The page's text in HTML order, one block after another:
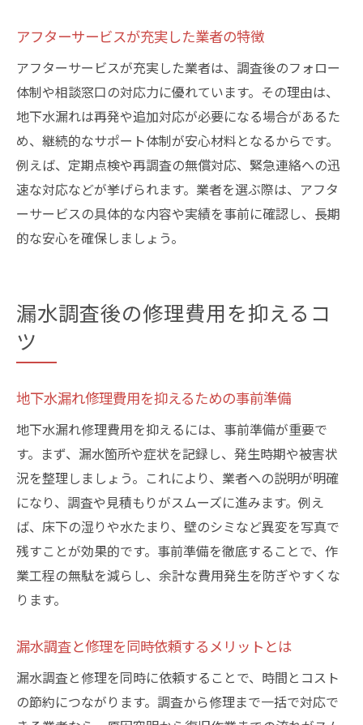
アフターサービスが充実した業者の特徴
アフターサービスが充実した業者は、調査後のフォロー
体制や相談窓口の対応力に優れています。その理由は、
地下水漏れは再発や追加対応が必要になる場合があるた
め、継続的なサポート体制が安心材料となるからです。
例えば、定期点検や再調査の無償対応、緊急連絡への迅
速な対応などが挙げられます。業者を選ぶ際は、アフタ
ーサービスの具体的な内容や実績を事前に確認し、長期
的な安心を確保しましょう。
漏水調査後の修理費用を抑えるコ
ツ
地下水漏れ修理費用を抑えるための事前準備
地下水漏れ修理費用を抑えるには、事前準備が重要で
す。まず、漏水箇所や症状を記録し、発生時期や被害状
況を整理しましょう。これにより、業者への説明が明確
になり、調査や見積もりがスムーズに進みます。例え
ば、床下の湿りや水たまり、壁のシミなど異変を写真で
残すことが効果的です。事前準備を徹底することで、作
業工程の無駄を減らし、余計な費用発生を防ぎやすくな
ります。
漏水調査と修理を同時依頼するメリットとは
漏水調査と修理を同時に依頼することで、時間とコスト
の節約につながります。調査から修理まで一括で対応で